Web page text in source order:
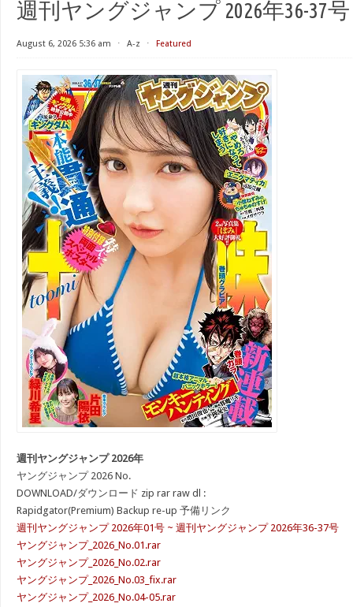
週刊ヤングジャンプ 2026年36-37号
August 6, 2026 5:36 am ⋅ A-z ⋅ Featured
週刊ヤングジャンプ 2026年
ヤングジャンプ 2026 No.
DOWNLOAD/ダウンロード zip rar raw dl :
Rapidgator(Premium) Backup re-up 予備リンク
週刊ヤングジャンプ 2026年01号 ~ 週刊ヤングジャンプ 2026年36-37号
ヤングジャンプ_2026_No.01.rar
ヤングジャンプ_2026_No.02.rar
ヤングジャンプ_2026_No.03_fix.rar
ヤングジャンプ_2026_No.04-05.rar